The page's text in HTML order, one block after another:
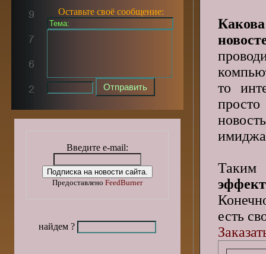
то
просто
имиджа
есть
Оставьте своё сообщение:
Введите e-mail:
Предоставлено FeedBurner
найдем ?